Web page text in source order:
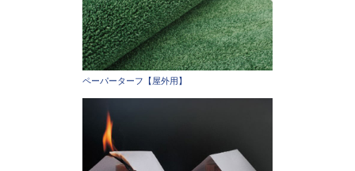
ペーパーターフ【屋外用】